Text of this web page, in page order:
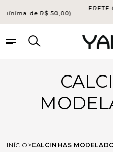
EM ATÉ 4X S/ JUROS (parcela
INÍCIO CALCINHAS